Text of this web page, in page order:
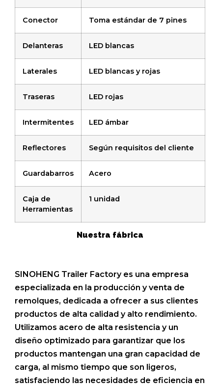
Conector Toma estándar de 7 pines
Delanteras LED blancas
Laterales LED blancas y rojas
Traseras LED rojas
Intermitentes LED ámbar
Reflectores Según requisitos del cliente
Guardabarros Acero
Caja de
Herramientas
1 unidad
Nuestra fábrica
SINOHENG Trailer Factory es una empresa
especializada en la producción y venta de
remolques, dedicada a ofrecer a sus clientes
productos de alta calidad y alto rendimiento.
Utilizamos acero de alta resistencia y un
diseño optimizado para garantizar que los
productos mantengan una gran capacidad de
carga, al mismo tiempo que son ligeros,
satisfaciendo las necesidades de eficiencia en